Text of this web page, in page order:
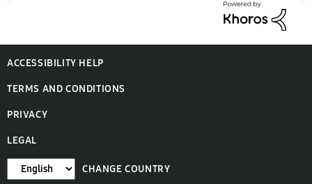
ACCESSIBILITY HELP
TERMS AND CONDITIONS
PRIVACY
LEGAL
CHANGE COUNTRY